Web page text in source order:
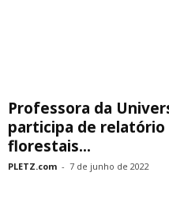
Professora da
participa de relatório
florestais...
PLETZ.com - 7 de junho de 2022